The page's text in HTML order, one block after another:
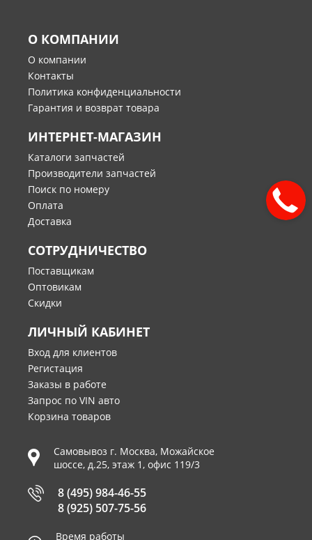
О КОМПАНИИ
О компании
Контакты
Политика конфиденциальности
Гарантия и возврат товара
ИНТЕРНЕТ-МАГАЗИН
Каталоги запчастей
Производители запчастей
Поиск по номеру
Оплата
Доставка
СОТРУДНИЧЕСТВО
Поставщикам
Оптовикам
Скидки
ЛИЧНЫЙ КАБИНЕТ
Вход для клиентов
Регистация
Заказы в работе
Запрос по VIN авто
Корзина товаров
Самовывоз г. Москва, Можайское
шоссе, д.25, этаж 1, офис 119/3
8 (495) 984-46-55
8 (925) 507-75-56
Время работы